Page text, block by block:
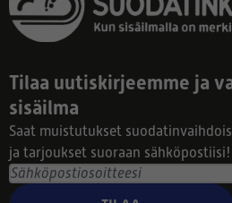
Tilaa uutiskirjeemme ja
sisäilma
Saat muistutukset
ja tarjoukset suoraan sähköpostiisi!